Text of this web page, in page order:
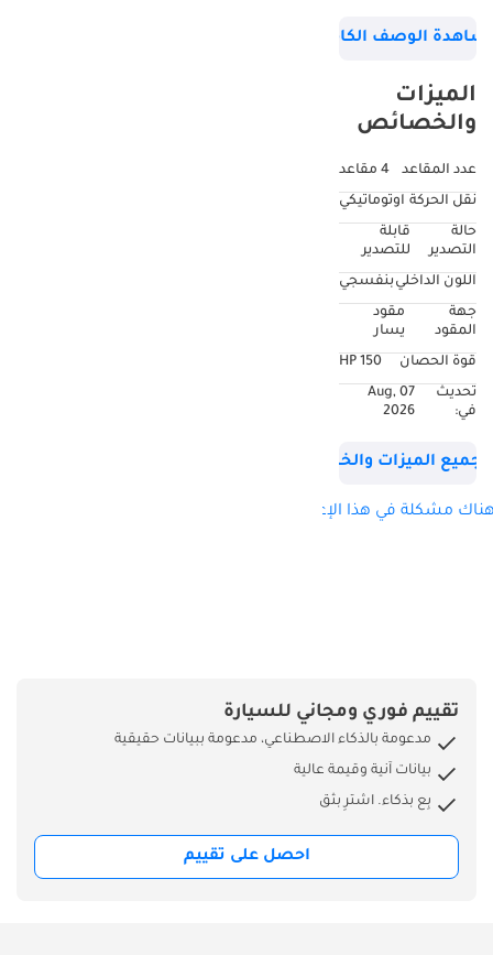
اسم السيارة: Jetta
Extreme - جديدة تمامًا
| كاملة المواصفات |
المسافة المقطوعة:
جديدة تمامًا • المحرك:
أسطوانات • ناقل
الخدمة: متوفرة عند
الطلب تجمع سيارة
Auto Extreme موديل
فولكس فاجن
بشاشتين رقميتين
واتصال متقدم
ومجموعة كاملة من
أنظمة السلامة
الذكية. بفضل
تصميمها العصري
وسقفها البانورامي
الوصف الكامل
الميزات
والخصائص
عدد المقاعد
4 مقاعد
نقل الحركة اوتوماتيكي
حالة
التصدير
قابلة
للتصدير
اللون الداخلي بنفسجي
جهة
المقود
مقود
يسار
قوة الحصان
150 HP
تحديث
في:
07 Aug,
2026
جميع الميزات والخصائص
مشكلة في هذا الإعلان؟
تقييم فوري ومجاني للسيارة
مدعومة بالذكاء الاصطناعي، مدعومة ببيانات حقيقية
بيانات آنية وقيمة عالية
بِع بذكاء. اشترِ بثق
احصل على تقييم